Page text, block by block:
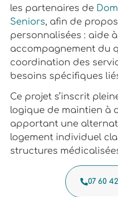
les partenaires de
Seniors, afin de
personnalisées : aide
accompagnement du
coordination des
besoins spécifiques
Ce projet s’inscrit
logique de maintien à
apportant une
logement individuel
structures
07 60